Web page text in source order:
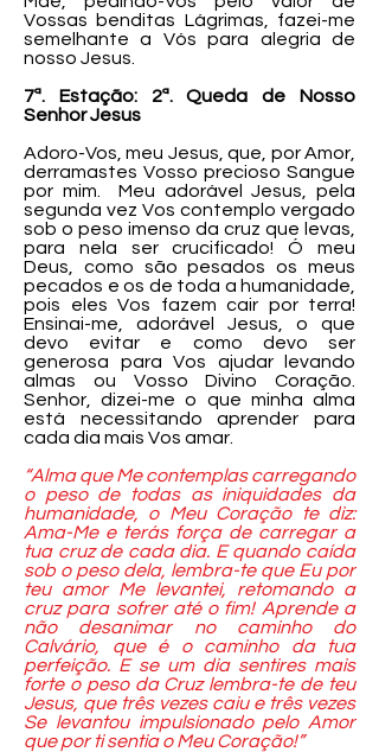
Vossas benditas Lágrimas, fazei-me
semelhante a Vós para alegria de
nosso Jesus.
7ª. Estação: 2ª. Queda de Nosso
Senhor Jesus
Adoro-Vos, meu Jesus, que, por Amor,
derramastes Vosso precioso Sangue
por mim. Meu adorável Jesus, pela
segunda vez Vos contemplo vergado
sob o peso imenso da cruz que levas,
para nela ser crucificado! Ó meu
Deus, como são pesados os meus
pecados e os de toda a humanidade,
pois eles Vos fazem cair por terra!
Ensinai-me, adorável Jesus, o que
devo evitar e como devo ser
generosa para Vos ajudar levando
almas ou Vosso Divino Coração.
Senhor, dizei-me o que minha alma
está necessitando aprender para
cada dia mais Vos amar.
“Alma que Me contemplas carregando
o peso de todas as iniquidades da
humanidade, o Meu Coração te diz:
Ama-Me e terás força de carregar a
tua cruz de cada dia. E quando caída
sob o peso dela, lembra-te que Eu por
teu amor Me levantei, retomando a
cruz para sofrer até o fim! Aprende a
não desanimar no caminho do
Calvário, que é o caminho da tua
perfeição. E se um dia sentires mais
forte o peso da Cruz lembra-te de teu
Jesus, que três vezes caiu e três vezes
Se levantou impulsionado pelo Amor
que por ti sentia o Meu Coração!”